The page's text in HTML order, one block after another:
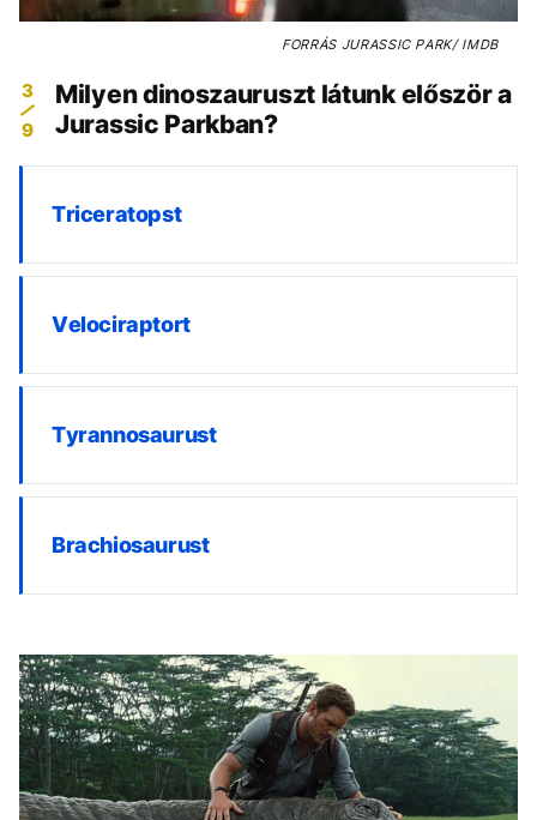
FORRÁSJURASSIC PARK/ IMDB
3
9
Milyen dinoszauruszt látunk először a
Jurassic Parkban?
Triceratopst
Velociraptort
Tyrannosaurust
Brachiosaurust